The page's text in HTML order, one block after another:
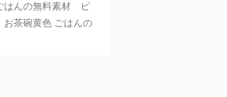
はんの無料素材 ピ
茶碗黄色 ごはんの